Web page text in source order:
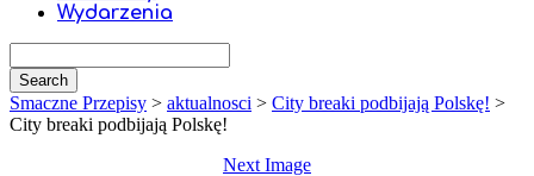
Wydarzenia
Smaczne Przepisy > aktualnosci > City breaki podbijają Polskę! >
City breaki podbijają Polskę!
Next Image